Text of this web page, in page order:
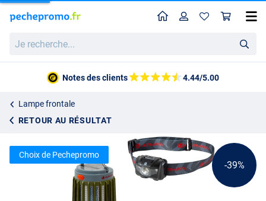
recherche...
HomeProfil
Notes des clients 4.44/5.00
Lampe frontale
RETOUR AU RÉSULTAT
Kit de base pour la pêche nocturne de la carpe Ultimate Nightfishing Carp Essentials Set
-39%
Choix de Pechepromo